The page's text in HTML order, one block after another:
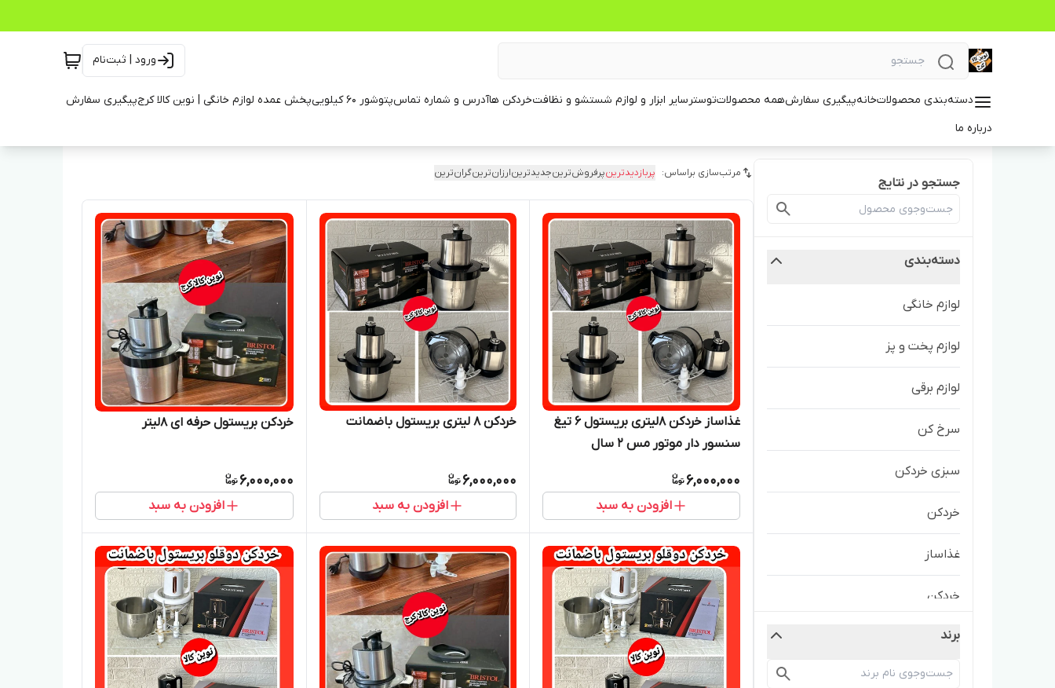
ورود | ثبت‌نام
دسته‌بندی محصولاتخانهپیگیری سفارشهمه محصولاتتوسترسایر ابزار و لوازم شستشو و نظافتخردکن هاآدرس و شماره تماسپتوشور ۶۰ کیلویی پخش عمده لوازم خانگی | نوین کالا کرجپیگیری سفارش
درباره ما
جستجو در نتایج
دسته‌بندی
لوازم خانگی
لوازم پخت و پز
لوازم برقی
سرخ کن
سبزی خردکن
خردکن
غذاساز
خردکن
خردکن
خردکن
برند
مرتب‌سازی براساس: پربازدیدترینپرفروش‌ترینجدیدترینارزان‌ترینگران‌ترین
غذاساز خردکن ۸لیتری بریستول ۶ تیغ
سنسور دار موتور مس ۲ سال
6,000,000
افزودن به سبد
خردکن ۸ لیتری بریستول باضمانت
6,000,000
افزودن به سبد
خردکن بریستول حرفه ای 8لیتر
6,000,000
افزودن به سبد